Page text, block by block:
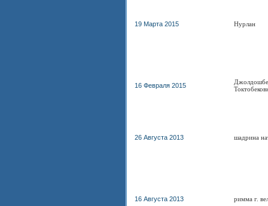
19 Марта 2015 Нурлан
16 Февраля 2015
26 Августа 2013 шадрина
16 Августа 2013 римма г.